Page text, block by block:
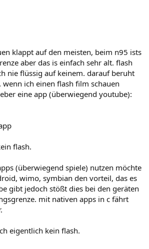
klappt auf den meisten, beim n95 ists
aber das is einfach sehr alt. flash
nie flüssig auf keinem. darauf beruht
wenn ich einen flash film schauen
eine app (überwiegend youtube):
flash.
(überwiegend spiele) nutzen möchte
wimo, symbian den vorteil, das es
gibt jedoch stößt dies bei den geräten
mit nativen apps in c fährt
eigentlich kein flash.